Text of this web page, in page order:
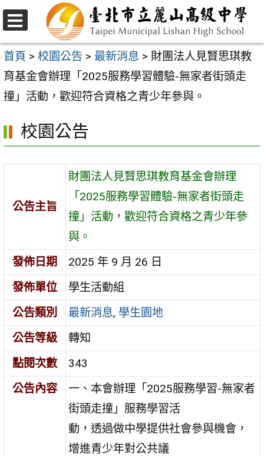
跳
至
主
要
內
區
選
單
首頁 > 校園公告 > 最新消息 > 財團法人見賢思琪教
育基金會辦理「2025服務學習體驗-無家者街頭走
撞」活動，歡迎符合資格之青少年參與。
校園公告
公告主旨
財團法人見賢思琪教育基金會辦理
「2025服務學習體驗-無家者街頭走
撞」活動，歡迎符合資格之青少年參
與。
發佈日期
2025 年 9 月 26 日
發佈單位
學生活動組
公告類別
最新消息, 學生園地
公告等級
轉知
點閱次數
343
公告內容
一、本會辦理「2025服務學習-無家者
街頭走撞」服務學習活
動，透過做中學提供社會參與機會，
增進青少年對公共議